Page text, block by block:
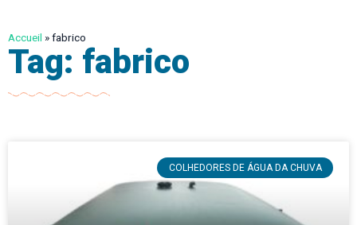
Accueil »fabrico
Tag: fabrico
COLHEDORES DE ÁGUA DA CHUVA